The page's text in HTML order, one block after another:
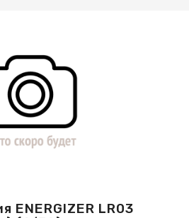
ENERGIZER LR03